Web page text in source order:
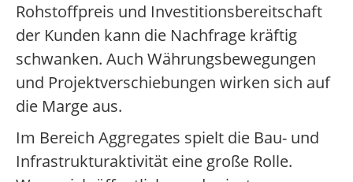
Rohstoffpreis und Investitionsbereitschaft
der Kunden kann die Nachfrage kräftig
schwanken. Auch Währungsbewegungen
und Projektverschiebungen wirken sich auf
die Marge aus.
Im Bereich Aggregates spielt die Bau- und
Infrastrukturaktivität eine große Rolle.